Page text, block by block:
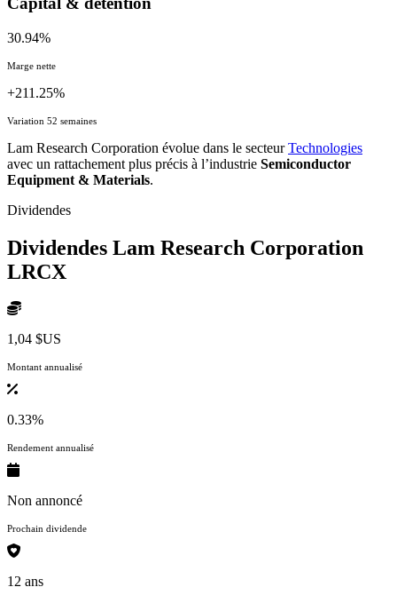
30.94%
Marge nette
+211.25%
Variation 52 semaines
Lam Research Corporation évolue dans le secteurTechnologies
avec un rattachement plus précis à l’industrie Semiconductor
Equipment & Materials.
Dividendes
Dividendes Lam Research Corporation
LRCX
1,04 $US
Montant annualisé
0.33%
Rendement annualisé
Non annoncé
Prochain dividende
12 ans